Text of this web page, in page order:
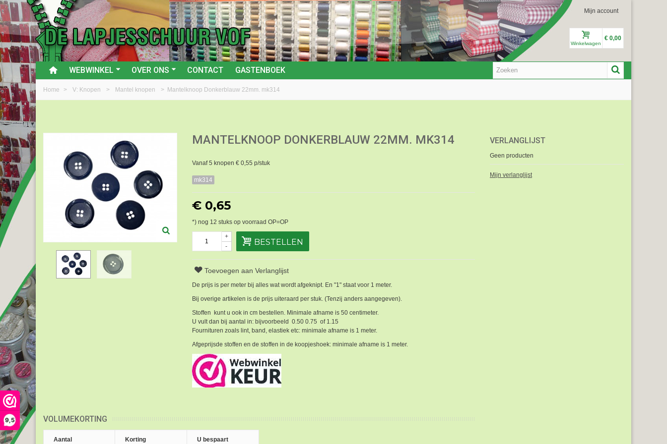
9,5
Mijn account
Winkelwagen
€ 0,00
WEBWINKEL OVER ONS CONTACT GASTENBOEK
Home > V: Knopen > Mantel knopen > Mantelknoop Donkerblauw 22mm. mk314
MANTELKNOOP DONKERBLAUW 22MM. MK314
Vanaf 5 knopen € 0,55 p/stuk
mk314
€ 0,65
*) nog 12 stuks op voorraad OP=OP
-
+
BESTELLEN
Toevoegen aan Verlanglijst
De prijs is per meter bij alles wat wordt afgeknipt. En "1" staat voor 1 meter.
Bij overige artikelen is de prijs uiteraard per stuk. (Tenzij anders aangegeven).
Stoffen kunt u ook in cm bestellen. Minimale afname is 50 centimeter.
U vult dan bij aantal in: bijvoorbeeld 0.50 0.75 of 1.15
Fournituren zoals lint, band, elastiek etc: minimale afname is 1 meter.
Afgeprijsde stoffen en de stoffen in de koopjeshoek: minimale afname is 1 meter.
VOLUMEKORTING
Aantal Korting U bespaart
VERLANGLIJST
Geen producten
Mijn verlanglijst